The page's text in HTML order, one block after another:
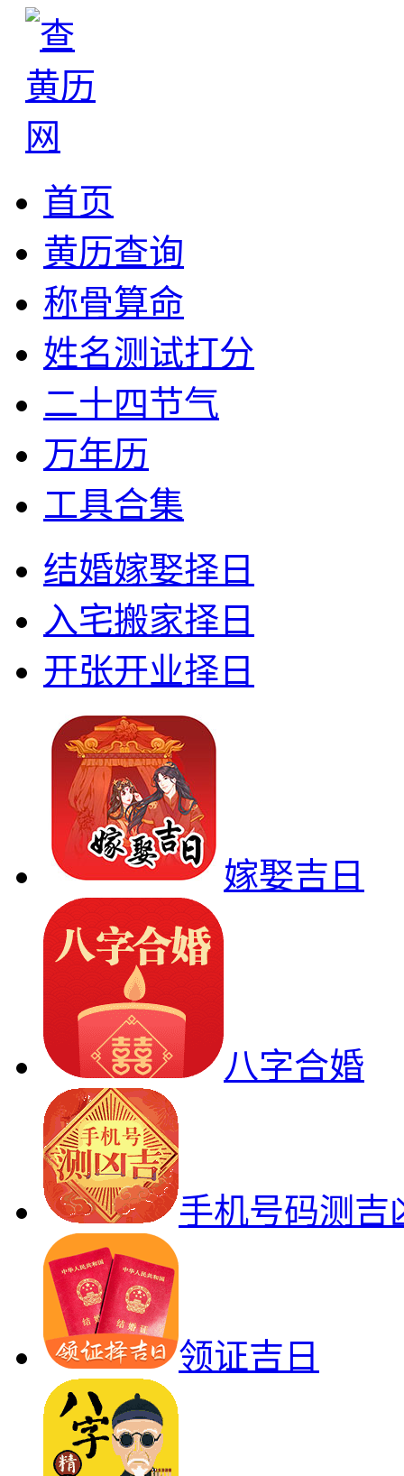
首页
黄历查询
称骨算命
姓名测试打分
二十四节气
万年历
工具合集
结婚嫁娶择日
入宅搬家择日
开张开业择日
嫁娶吉日
八字合婚
手机号码测吉
领证吉日